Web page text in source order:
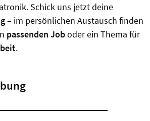
Schick uns jetzt deine
– im persönlichen Austausch finden
passenden Joboder ein Thema für
.